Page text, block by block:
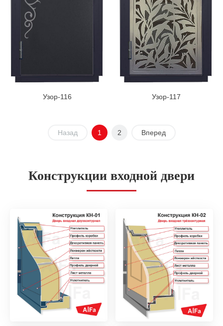
Узор-116 Узор-117
Назад 1 2 Вперед
Конструкции входной двери